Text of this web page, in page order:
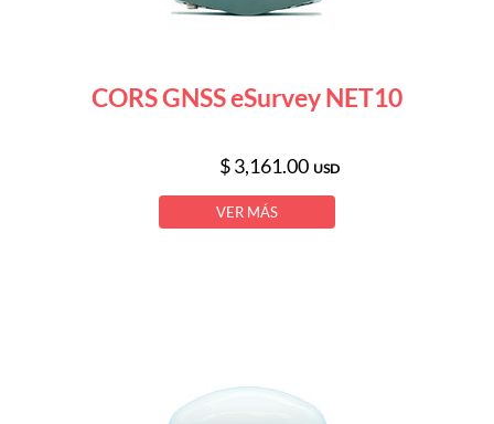
CORS GNSS eSurvey NET10
$ 3,161.00 USD
VER MÁS